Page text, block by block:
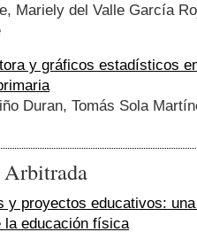
Mariely del Valle García
y gráficos estadísticos
Duran, Tomás Sola
y proyectos educativos:
la educación física